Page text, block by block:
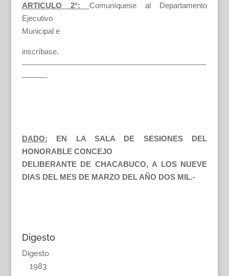
ARTICULO 2°: Comuníquese al Departamento
Ejecutivo
Municipal e
inscríbase.
————————————————————————
———-
DADO: EN LA SALA DE SESIONES DEL
HONORABLE CONCEJO
DELIBERANTE DE CHACABUCO, A LOS NUEVE
DIAS DEL MES DE MARZO DEL AÑO DOS MIL.-
Digesto
Digesto
1983